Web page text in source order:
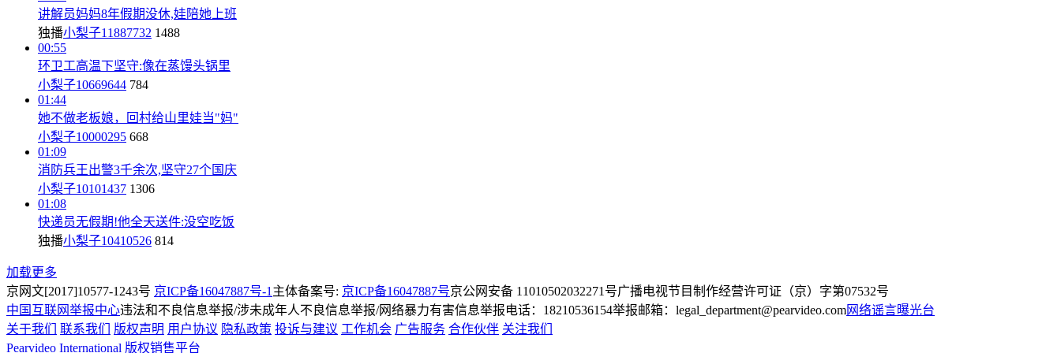
讲解员妈妈8年假期没休,娃陪她上班
独播小梨子11887732 1488
00:55
环卫工高温下坚守:像在蒸馒头锅里
小梨子10669644 784
01:44
她不做老板娘，回村给山里娃当"妈"
小梨子10000295 668
01:09
消防兵王出警3千余次,坚守27个国庆
小梨子10101437 1306
01:08
快递员无假期!他全天送件:没空吃饭
独播小梨子10410526 814
加载更多
京网文[2017]10577-1243号 京ICP备16047887号-1 主体备案号: 京ICP备16047887号京公网安备 11010502032271号广播电视节目制作经营许可证（京）字第07532号
中国互联网举报中心违法和不良信息举报/涉未成年人不良信息举报/网络暴力有害信息举报电话：18210536154举报邮箱：legal_department@pearvideo.com网络谣言曝光台
关于我们
联系我们 版权声明 用户协议 隐私政策 投诉与建议 工作机会 广告服务 合作伙伴 关注我们
Pearvideo International 版权销售平台